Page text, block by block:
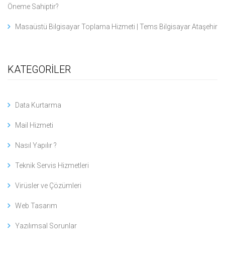
Öneme Sahiptir?
Masaüstü Bilgisayar Toplama Hizmeti | Tems Bilgisayar Ataşehir
KATEGORİLER
Data Kurtarma
Mail Hizmeti
Nasıl Yapılır ?
Teknik Servis Hizmetleri
Virüsler ve Çözümleri
Web Tasarım
Yazılımsal Sorunlar